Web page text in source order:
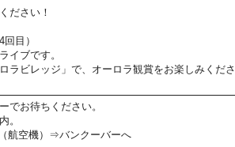
ださい！
目）
イブです。
ラビレッジ」で、オーロラ観賞をお楽しみくださ
でお待ちください。
。
航空機）⇒バンクーバーへ